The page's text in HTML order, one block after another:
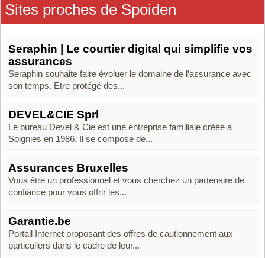
Sites proches de Spoiden
Seraphin | Le courtier digital qui simplifie vos
assurances
Seraphin souhaite faire évoluer le domaine de l’assurance avec
son temps. Etre protégé des...
DEVEL&CIE Sprl
Le bureau Devel & Cie est une entreprise familiale créée à
Soignies en 1986. Il se compose de...
Assurances Bruxelles
Vous être un professionnel et vous cherchez un partenaire de
confiance pour vous offrir les...
Garantie.be
Portail Internet proposant des offres de cautionnement aux
particuliers dans le cadre de leur...